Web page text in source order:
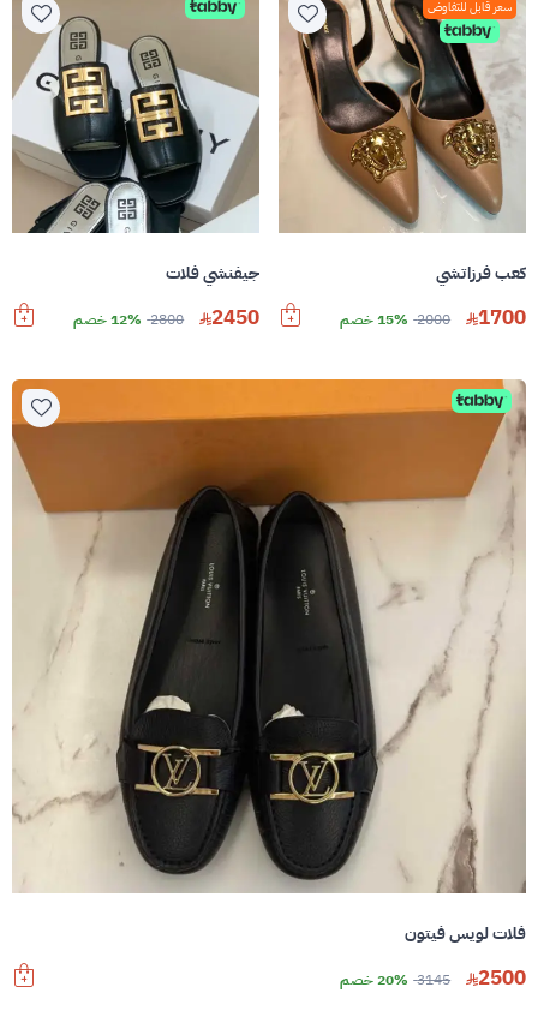
سعر قابل للتفاوض
كعب فرزاتشي
1700
2000 15% خصم
جيفنشي فلات
2450
2800 12% خصم
فلات لويس فيتون
2500
3145 20% خصم